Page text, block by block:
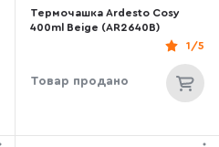
Термочашка Ardesto Cosy
400ml Beige (AR2640B)
1/5
Товар продано